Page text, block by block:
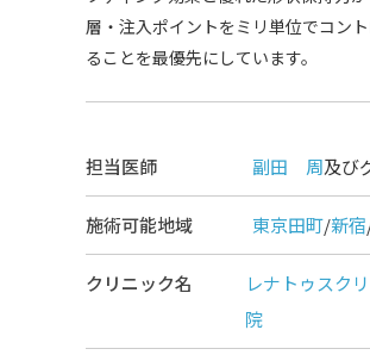
層・注入ポイントをミリ単位でコン
ることを最優先にしています。
担当医師 副田 周及び
施術可能地域 東京田町/新宿
クリニック名
レナトゥスク
院